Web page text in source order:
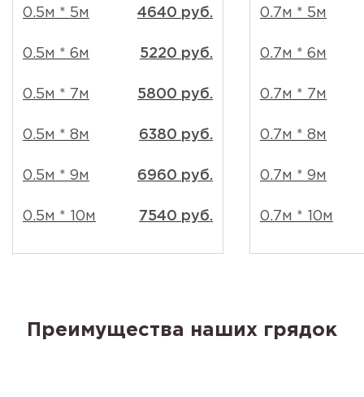
0.5м * 5м 4640 руб.
0.5м * 6м 5220 руб.
0.5м * 7м 5800 руб.
0.5м * 8м 6380 руб.
0.5м * 9м 6960 руб.
0.5м * 10м 7540 руб.
0.7м * 5м
0.7м * 6м
0.7м * 7м
0.7м * 8м
0.7м * 9м
0.7м * 10м
Преимущества наших грядок